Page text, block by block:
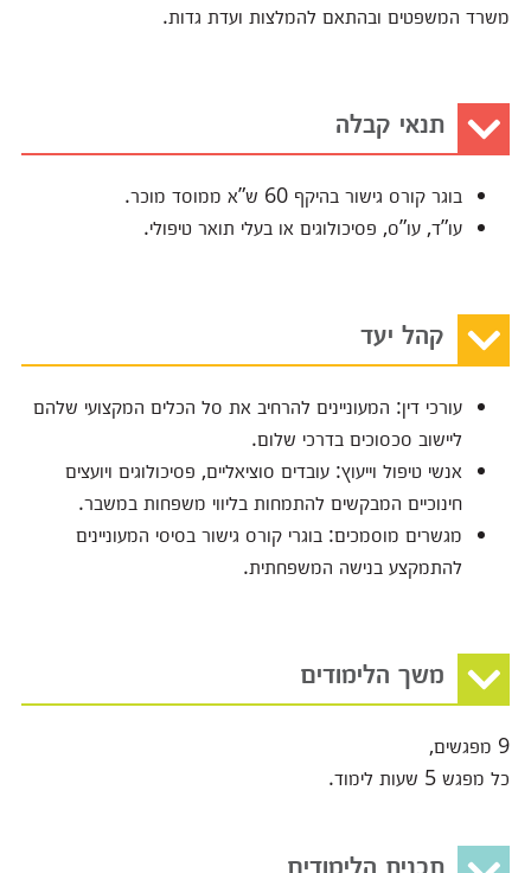
משרד המשפטים ובהתאם להמלצות ועדת גדות.
תנאי קבלה
בוגר קורס גישור בהיקף 60 ש”א ממוסד מוכר.
עו”ד, עו”ס, פסיכולוגים או בעלי תואר טיפולי.
קהל יעד
עורכי דין: המעוניינים להרחיב את סל הכלים המקצועי שלהם
ליישוב סכסוכים בדרכי שלום.
אנשי טיפול וייעוץ: עובדים סוציאליים, פסיכולוגים ויועצים
חינוכיים המבקשים להתמחות בליווי משפחות במשבר.
מגשרים מוסמכים: בוגרי קורס גישור בסיסי המעוניינים
להתמקצע בנישה המשפחתית.
משך הלימודים
9 מפגשים,
כל מפגש 5 שעות לימוד.
תכנית הלימודים